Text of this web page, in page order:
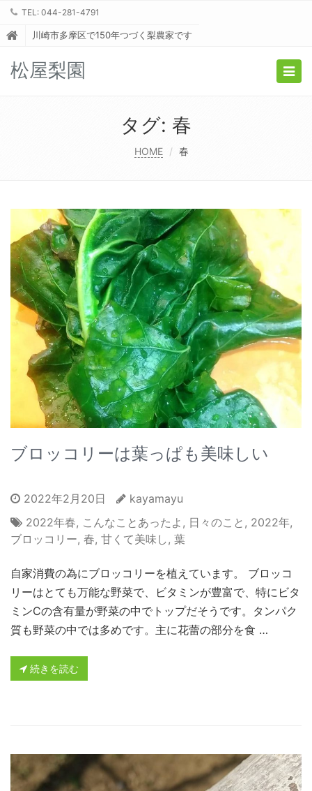
TEL: 044-281-4791
川崎市多摩区で150年つづく梨農家です
松屋梨園
タグ: 春
HOME 春
ブロッコリーは葉っぱも美味しい
2022年2月20日
kayamayu
2022年春, こんなことあったよ , 日々のこと , 2022年,
ブロッコリー, 春, 甘くて美味し , 葉
自家消費の為にブロッコリーを植えています。 ブロッコ
リーはとても万能な野菜で、ビタミンが豊富で、特にビタ
ミンCの含有量が野菜の中でトップだそうです。タンパク
質も野菜の中では多めです。主に花蕾の部分を食 …
続きを読む